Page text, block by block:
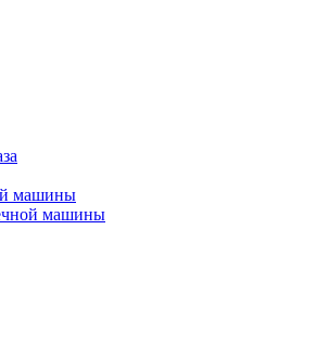
машины
машины